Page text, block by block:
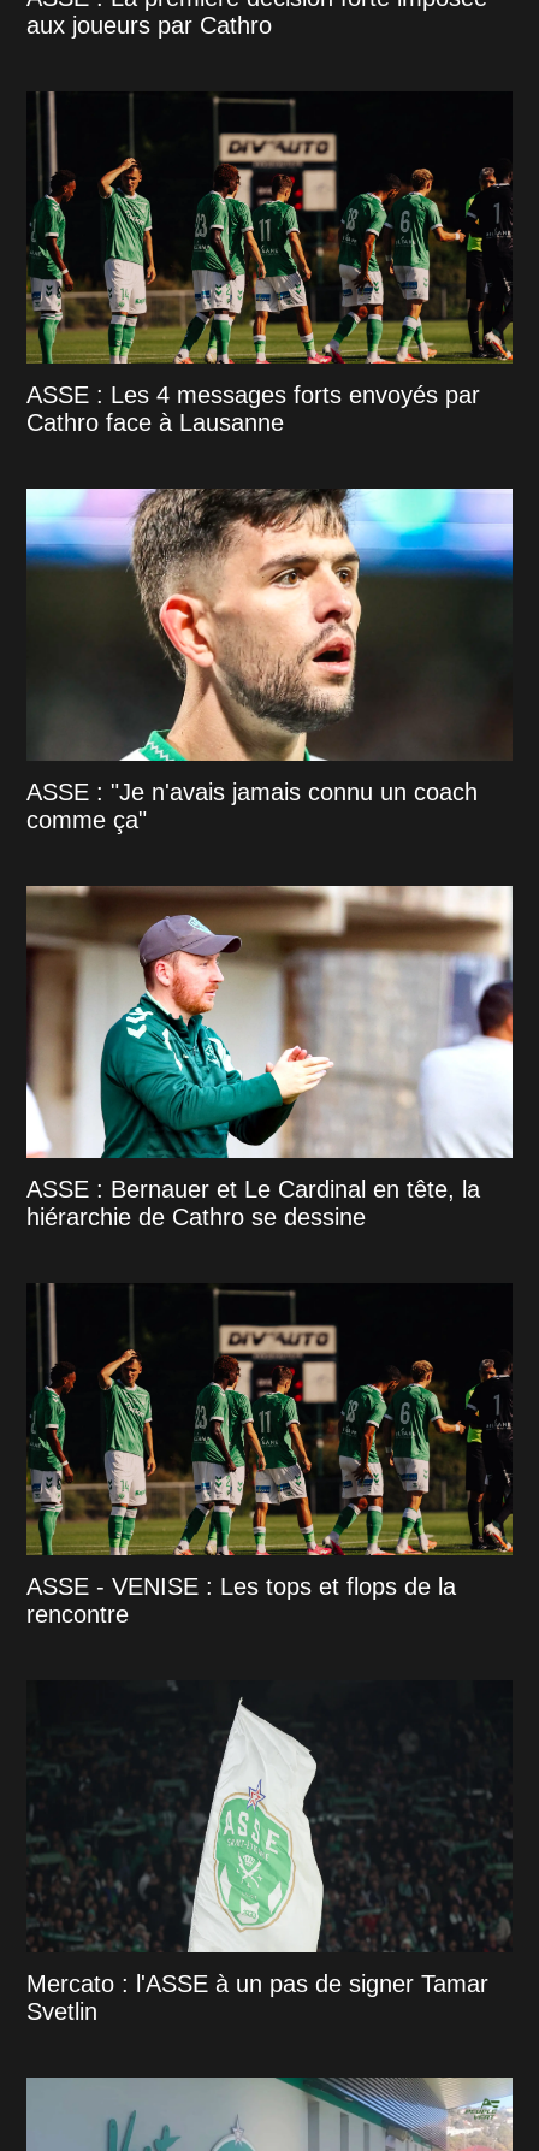
aux joueurs par Cathro
ASSE : Les 4 messages forts envoyés par
Cathro face à Lausanne
ASSE : "Je n'avais jamais connu un coach
comme ça"
ASSE : Bernauer et Le Cardinal en tête, la
hiérarchie de Cathro se dessine
ASSE - VENISE : Les tops et flops de la
rencontre
Mercato : l'ASSE à un pas de signer Tamar
Svetlin